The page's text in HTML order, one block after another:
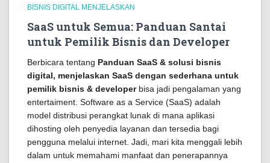
BISNIS DIGITAL MENJELASKAN
SaaS untuk Semua: Panduan Santai
untuk Pemilik Bisnis dan Developer
Berbicara tentang Panduan SaaS & solusi bisnis
digital, menjelaskan SaaS dengan sederhana untuk
pemilik bisnis & developerbisa jadi pengalaman yang
entertaiment. Software as a Service (SaaS) adalah
model distribusi perangkat lunak di mana aplikasi
dihosting oleh penyedia layanan dan tersedia bagi
pengguna melalui internet. Jadi, mari kita menggali lebih
dalam untuk memahami manfaat dan penerapannya